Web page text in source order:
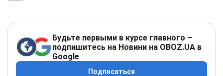
Будьте первыми в курсе главного –
подпишитесь на Новини на OBOZ.UA в
Google
Подписаться